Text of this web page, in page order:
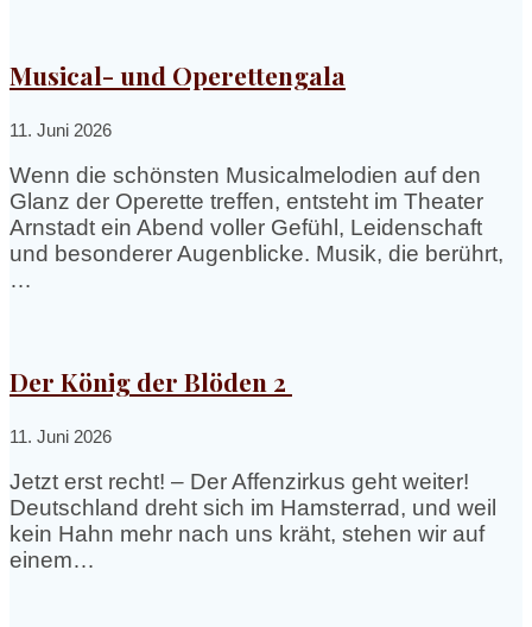
Musical- und Operettengala
11. Juni 2026
Wenn die schönsten Musicalmelodien auf den
Glanz der Operette treffen, entsteht im Theater
Arnstadt ein Abend voller Gefühl, Leidenschaft
und besonderer Augenblicke. Musik, die berührt,
…
Der König der Blöden 2
11. Juni 2026
Jetzt erst recht! – Der Affenzirkus geht weiter!
Deutschland dreht sich im Hamsterrad, und weil
kein Hahn mehr nach uns kräht, stehen wir auf
einem…